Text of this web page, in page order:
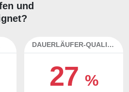
und
DAUERLÄUFER-QUALITÄTEN
27%